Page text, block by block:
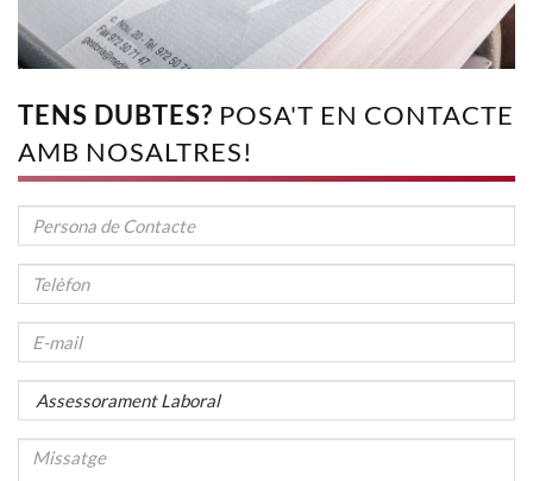
TENS DUBTES? POSA'T EN CONTACTE
AMB NOSALTRES!